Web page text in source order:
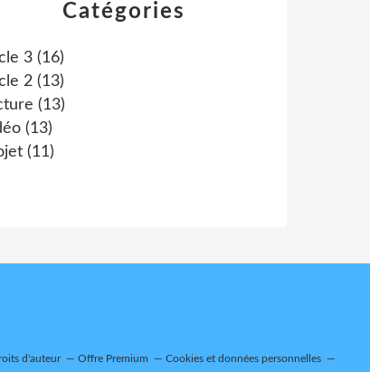
Catégories
3 (16)
2 (13)
(13)
(13)
(11)
d'auteur Offre Premium Cookies et données personnelles